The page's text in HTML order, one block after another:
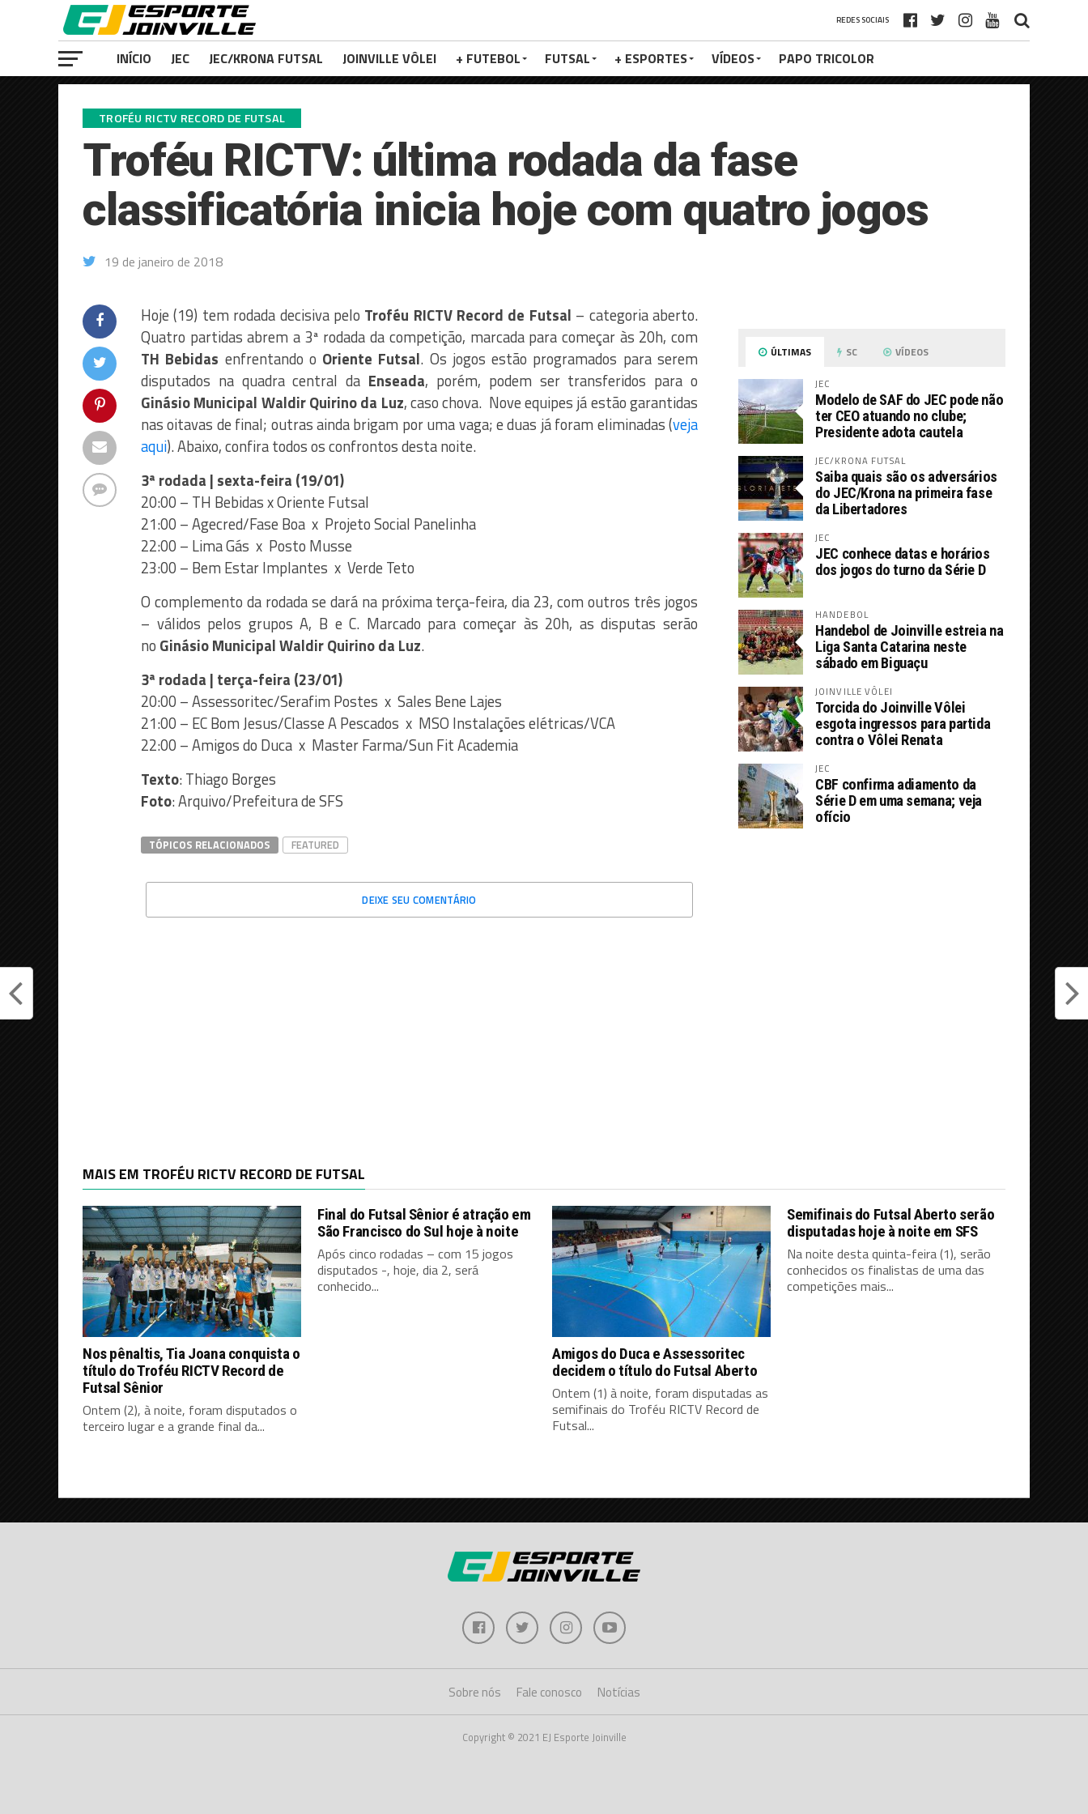
REDES SOCIAIS
INÍCIO JEC JEC/KRONA FUTSAL JOINVILLE VÔLEI + FUTEBOL FUTSAL + ESPORTES VÍDEOS PAPO TRICOLOR
TROFÉU RICTV RECORD DE FUTSAL
Troféu RICTV: última rodada da fase
classificatória inicia hoje com quatro jogos
19 de janeiro de 2018
Hoje (19) tem rodada decisiva pelo Troféu RICTV Record de Futsal – categoria aberto.
Quatro partidas abrem a 3ª rodada da competição, marcada para começar às 20h, com
TH Bebidas enfrentando o Oriente Futsal. Os jogos estão programados para serem
disputados na quadra central da Enseada, porém, podem ser transferidos para o
Ginásio Municipal Waldir Quirino da Luz, caso chova. Nove equipes já estão garantidas
nas oitavas de final; outras ainda brigam por uma vaga; e duas já foram eliminadas (veja
aqui). Abaixo, confira todos os confrontos desta noite.
3ª rodada | sexta-feira (19/01)
20:00 – TH Bebidas x Oriente Futsal
21:00 – Agecred/Fase Boa x Projeto Social Panelinha
22:00 – Lima Gás x Posto Musse
23:00 – Bem Estar Implantes x Verde Teto
O complemento da rodada se dará na próxima terça-feira, dia 23, com outros três jogos
– válidos pelos grupos A, B e C. Marcado para começar às 20h, as disputas serão
no Ginásio Municipal Waldir Quirino da Luz.
3ª rodada | terça-feira (23/01)
20:00 – Assessoritec/Serafim Postes x Sales Bene Lajes
21:00 – EC Bom Jesus/Classe A Pescados x MSO Instalações elétricas/VCA
22:00 – Amigos do Duca x Master Farma/Sun Fit Academia
Texto: Thiago Borges
Foto: Arquivo/Prefeitura de SFS
TÓPICOS RELACIONADOS FEATURED
DEIXE SEU COMENTÁRIO
ÚLTIMAS SC VÍDEOS
JEC
Modelo de SAF do JEC pode não
ter CEO atuando no clube;
Presidente adota cautela
JEC/KRONA FUTSAL
Saiba quais são os adversários
do JEC/Krona na primeira fase
da Libertadores
JEC
JEC conhece datas e horários
dos jogos do turno da Série D
HANDEBOL
Handebol de Joinville estreia na
Liga Santa Catarina neste
sábado em Biguaçu
JOINVILLE VÔLEI
Torcida do Joinville Vôlei
esgota ingressos para partida
contra o Vôlei Renata
JEC
CBF confirma adiamento da
Série D em uma semana; veja
ofício
MAIS EM TROFÉU RICTV RECORD DE FUTSAL
Nos pênaltis, Tia Joana conquista o
título do Troféu RICTV Record de
Futsal Sênior
Ontem (2), à noite, foram disputados o
terceiro lugar e a grande final da...
Final do Futsal Sênior é atração em
São Francisco do Sul hoje à noite
Após cinco rodadas – com 15 jogos
disputados -, hoje, dia 2, será
conhecido...
Amigos do Duca e Assessoritec
decidem o título do Futsal Aberto
Ontem (1) à noite, foram disputadas as
semifinais do Troféu RICTV Record de
Futsal...
Semifinais do Futsal Aberto serão
disputadas hoje à noite em SFS
Na noite desta quinta-feira (1), serão
conhecidos os finalistas de uma das
competições mais...
Sobre nós Fale conosco Notícias
Copyright © 2021 EJ Esporte Joinville